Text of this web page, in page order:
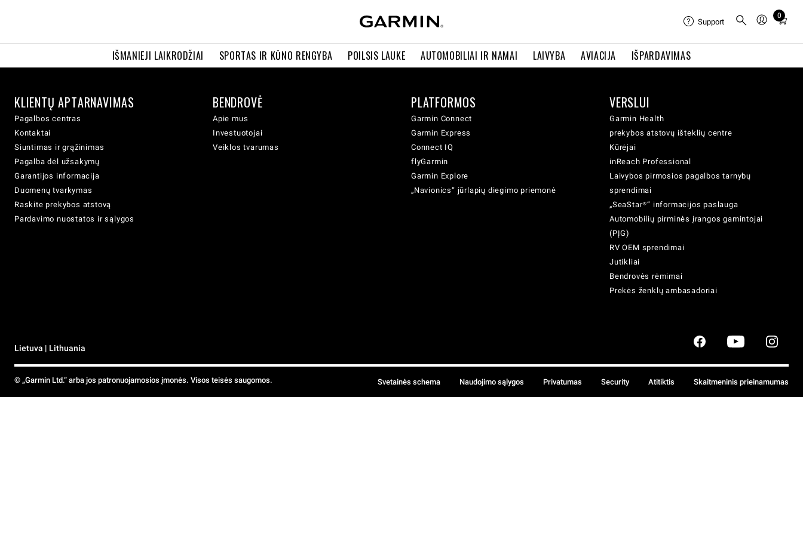
IŠMANIEJI LAIKRODŽIAI SPORTAS IR KŪNO RENGYBA POILSIS LAUKE AUTOMOBILIAI IR NAMAI LAIVYBA AVIACIJA IŠPARDAVIMAS
Support
0
Total
cart:
KLIENTŲ APTARNAVIMAS
Pagalbos centras
Kontaktai
Siuntimas ir grąžinimas
Pagalba dėl užsakymų
Garantijos informacija
Duomenų tvarkymas
Raskite prekybos atstovą
Pardavimo nuostatos ir sąlygos
BENDROVĖ
Apie mus
Investuotojai
Veiklos tvarumas
PLATFORMOS
Garmin Connect
Garmin Express
Connect IQ
flyGarmin
Garmin Explore
„Navionics“ jūrlapių diegimo priemonė
VERSLUI
Garmin Health
prekybos atstovų išteklių centre
Kūrėjai
inReach Professional
Laivybos pirmosios pagalbos tarnybų
sprendimai
„SeaStar®“ informacijos paslauga
Automobilių pirminės įrangos gamintojai
(PĮG)
RV OEM sprendimai
Jutikliai
Bendrovės rėmimai
Prekės ženklų ambasadoriai
Lietuva | Lithuania
© „Garmin Ltd.“ arba jos patronuojamosios įmonės. Visos teisės saugomos. Svetainės schema Naudojimo sąlygos Privatumas Security Atitiktis Skaitmeninis prieinamumas